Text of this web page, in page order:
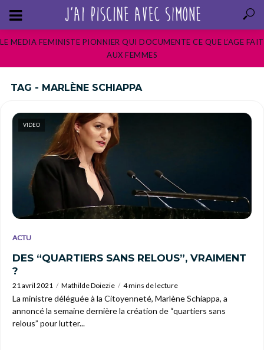
LE MEDIA FEMINISTE PIONNIER QUI DOCUMENTE CE QUE L’AGE FAIT
AUX FEMMES
TAG - MARLÈNE SCHIAPPA
VIDEO
ACTU
DES “QUARTIERS SANS RELOUS”, VRAIMENT
?
21 avril 2021 Mathilde Doiezie 4 mins de lecture
La ministre déléguée à la Citoyenneté, Marlène Schiappa, a
annoncé la semaine dernière la création de “quartiers sans
relous” pour lutter...